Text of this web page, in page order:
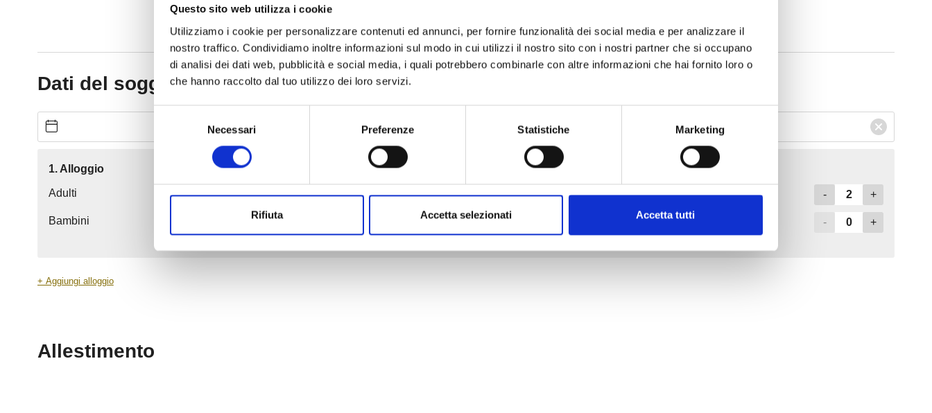
Questo sito web utilizza i cookie
Utilizziamo i cookie per personalizzare contenuti ed annunci, per fornire funzionalità dei social media e per analizzare il
nostro traffico. Condividiamo inoltre informazioni sul modo in cui utilizzi il nostro sito con i nostri partner che si occupano
di analisi dei dati web, pubblicità e social media, i quali potrebbero combinarle con altre informazioni che hai fornito loro o
che hanno raccolto dal tuo utilizzo dei loro servizi.
Selezione
Necessari Preferenze Statistiche Marketing
Rifiuta Accetta selezionati Accetta tutti